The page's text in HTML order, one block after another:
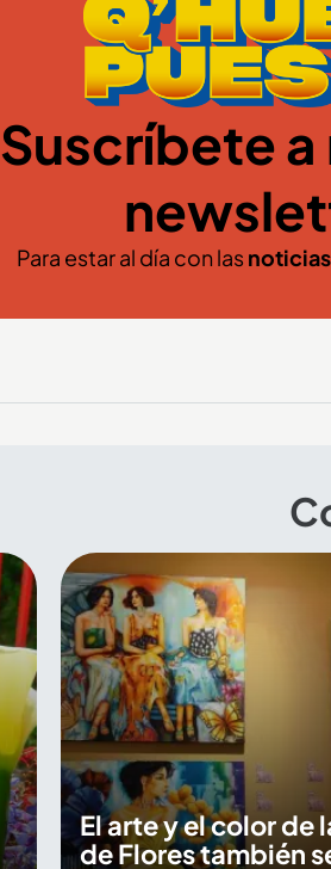
Suscríbete
Para estar al día con las
El arte y el color de
de Flores también